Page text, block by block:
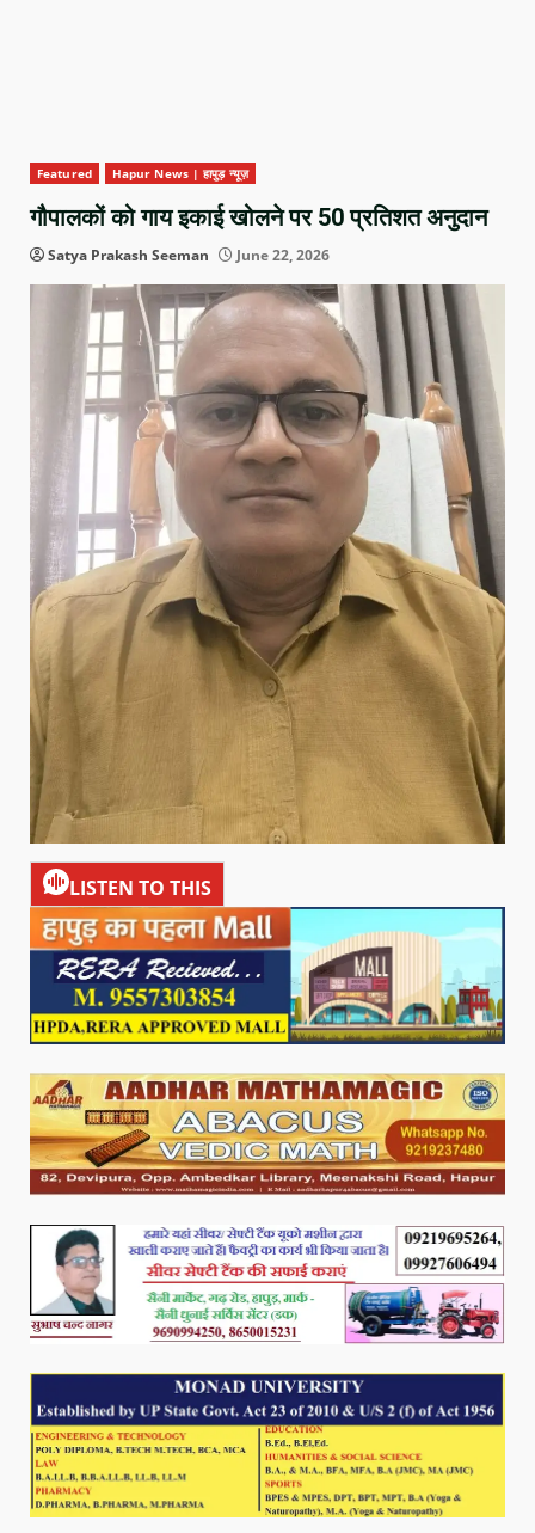
Featured Hapur News | हापुड़ न्यूज़
गौपालकों को गाय इकाई खोलने पर 50 प्रतिशत अनुदान
Satya Prakash Seeman June 22, 2026
LISTEN TO THIS